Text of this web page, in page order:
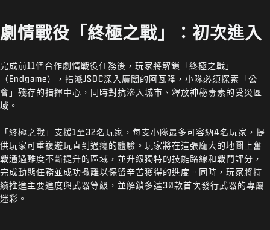
劇情戰役「終極之戰」：初次進入
完成前11個合作劇情戰役任務後，玩家將解鎖「終極之戰」
（Endgame），指派JSOC深入廣闊的阿瓦隆，小隊必須探索「公
會」殘存的指揮中心，同時對抗滲入城市、釋放神秘毒素的受災區
域。
「終極之戰」支援1至32名玩家，每支小隊最多可容納4名玩家，提
供玩家可重複遊玩直到過癮的體驗。玩家將在這張龐大的地圖上奮
戰通過難度不斷提升的區域，並升級獨特的技能路線和戰鬥評分，
完成動態任務並成功撤離以保留辛苦獲得的進度。同時，玩家將持
續推進主要進度與武器等級，並解鎖多達30款首次發行武器的專屬
迷彩。